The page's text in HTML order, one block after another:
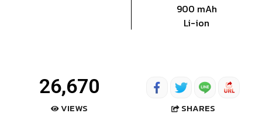
900 mAh
Li-ion
26,670
VIEWS SHARES